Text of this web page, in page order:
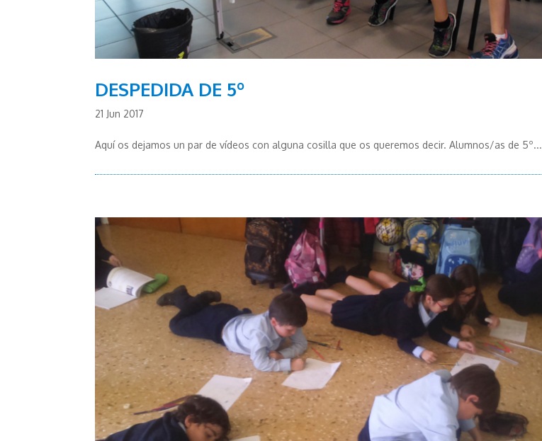
DESPEDIDA DE 5º
21 Jun 2017
Aquí os dejamos un par de vídeos con alguna cosilla que os queremos decir. Alumnos/as de 5º...